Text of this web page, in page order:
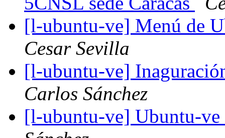
[l-ubuntu-ve] Menú de
Cesar Sevilla
[l-ubuntu-ve]
Carlos Sánchez
[l-ubuntu-ve] Ubuntu-